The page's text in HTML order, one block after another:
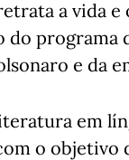
a vida
programa
e da
em
o